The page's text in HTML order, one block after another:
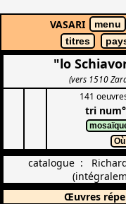
VASARI
menu
titres
"lo
(vers 1510
141
tri num°
catalogue :
Œuvres